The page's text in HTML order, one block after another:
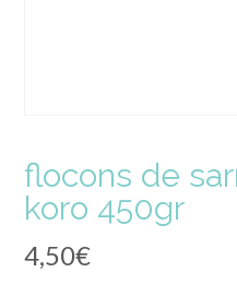
flocons de
koro 450gr
4,50€